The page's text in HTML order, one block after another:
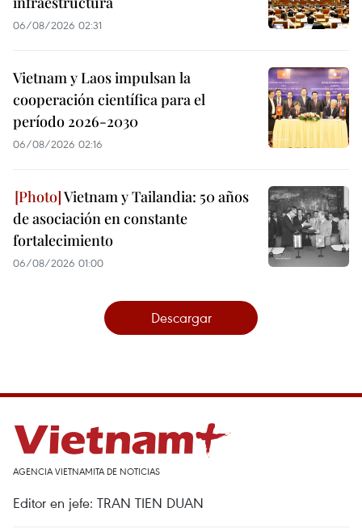
06/08/2026 02:31
Vietnam y Laos impulsan la
cooperación científica para el
período 2026-2030
06/08/2026 02:16
Vietnam y Tailandia: 50 años
de asociación en constante
fortalecimiento
06/08/2026 01:00
Descargar
AGENCIA VIETNAMITA DE NOTICIAS
Editor en jefe: TRAN TIEN DUAN